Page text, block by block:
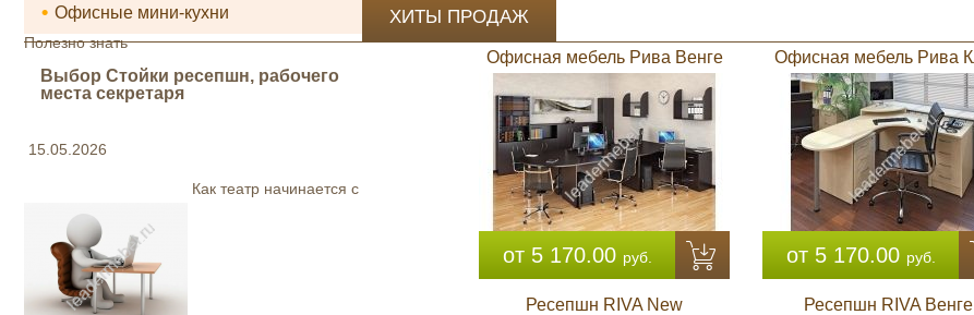
• Офисные мини-кухни
Полезно знать
Выбор Стойки ресепшн, рабочего
места секретаря
15.05.2026
Как театр начинается с
ХИТЫ ПРОДАЖ
Офисная мебель Рива Венге
от 5 170.00 руб.
Офисная мебель Рива
от 5 170.00 руб.
Ресепшн RIVA New Ресепшн RIVA Венге